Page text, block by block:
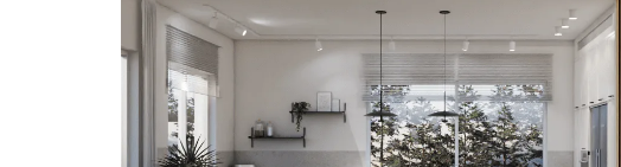
Eclectic Minimalism